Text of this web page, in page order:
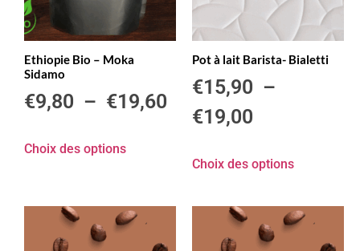
Ethiopie Bio – Moka
Sidamo
€9,80 – €19,60
Choix des options
Pot à lait Barista- Bialetti
€15,90 –
€19,00
Choix des options